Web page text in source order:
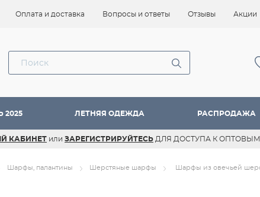
Оплата и доставка Вопросы и ответы Отзывы Акции
2025 ЛЕТНЯЯ ОДЕЖДА РАСПРОДАЖА
КАБИНЕТ или ЗАРЕГИСТРИРУЙТЕСЬ ДЛЯ ДОСТУПА К
Шарфы, палантины Шерстяные шарфы Шарфы из овечьей